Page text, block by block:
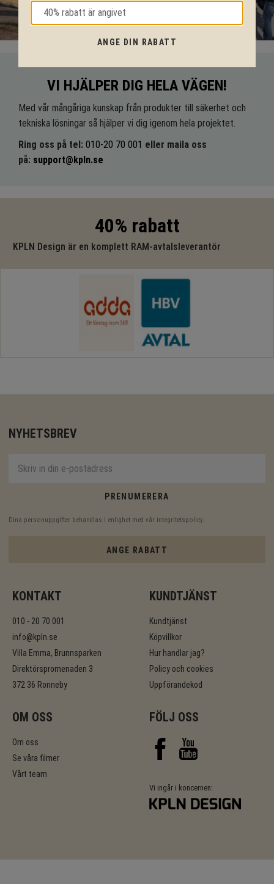
VI HJÄLPER DIG HELA VÄGEN!
Med vår mångåriga kunskap från produkter till säkerhet och
tekniska lösningar så hjälper vi dig igenom hela projektet.
Ring oss på tel: 010-20 70 001 eller maila oss
på: support@kpln.se
40% rabatt
KPLN Design är en komplett RAM-avtalsleverantör
NYHETSBREV
PRENUMERERA
Dina personuppgifter behandlas i enlighet med vår integritetspolicy.
ANGE RABATT
KONTAKT
010 - 20 70 001
info@kpln.se
Villa Emma, Brunnsparken
Direktörspromenaden 3
372 36 Ronneby
KUNDTJÄNST
Kundtjänst
Köpvillkor
Hur handlar jag?
Policy och cookies
Uppförandekod
OM OSS
Om oss
Se våra filmer
Vårt team
FÖLJ OSS
Vi ingår i koncernen:
ANGE DIN RABATT